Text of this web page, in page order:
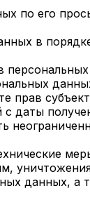
по его
в
прав
даты
данных,